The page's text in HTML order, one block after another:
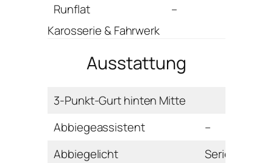
Runflat
–
Karosserie & Fahrwerk
Ausstattung
3-Punkt-Gurt hinten Mitte
Abbiegeassistent
–
Abbiegelicht
Serie